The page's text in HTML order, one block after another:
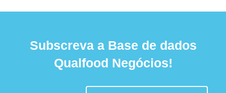
Subscreva a Base de dados
Qualfood Negócios!